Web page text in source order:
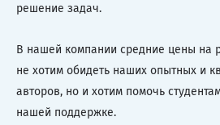
решение задач.
В нашей компании средние цены на
не хотим обидеть наших опытных и
авторов, но и хотим помочь
нашей поддержке.